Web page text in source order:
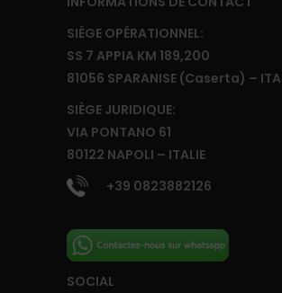
SIÈGE OPÉRATIONNEL:
SS 7 APPIA KM 189,200
81056 SPARANISE (Caserta) –
SIÈGE JURIDIQUE:
VIA PONTANO 61
80122 NAPOLI – ITALIE
+39 0823882126
SOCIAL